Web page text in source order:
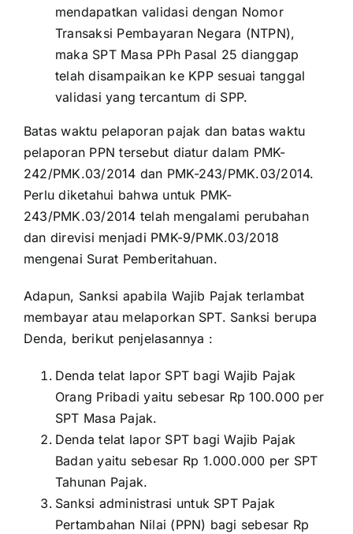
mendapatkan validasi dengan Nomor
Transaksi Pembayaran Negara (NTPN),
maka SPT Masa PPh Pasal 25 dianggap
telah disampaikan ke KPP sesuai tanggal
validasi yang tercantum di SPP.
Batas waktu pelaporan pajak dan batas waktu
pelaporan PPN tersebut diatur dalam PMK-
242/PMK.03/2014 dan PMK-243/PMK.03/2014.
Perlu diketahui bahwa untuk PMK-
243/PMK.03/2014 telah mengalami perubahan
dan direvisi menjadi PMK-9/PMK.03/2018
mengenai Surat Pemberitahuan.
Adapun, Sanksi apabila Wajib Pajak terlambat
membayar atau melaporkan SPT. Sanksi berupa
Denda, berikut penjelasannya :
Denda telat lapor SPT bagi Wajib Pajak
Orang Pribadi yaitu sebesar Rp 100.000 per
SPT Masa Pajak.
Denda telat lapor SPT bagi Wajib Pajak
Badan yaitu sebesar Rp 1.000.000 per SPT
Tahunan Pajak.
Sanksi administrasi untuk SPT Pajak
Pertambahan Nilai (PPN) bagi sebesar Rp